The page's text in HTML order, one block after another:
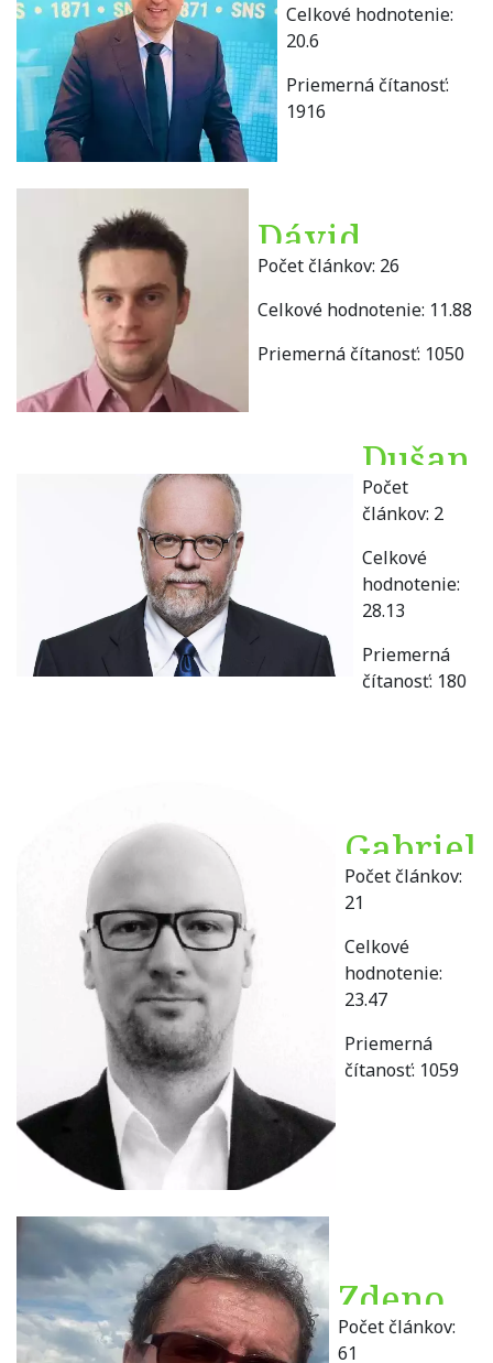
Celkové hodnotenie:
20.6
Priemerná čítanosť:
1916
Dávid
Diczházy
Počet článkov: 26
Celkové hodnotenie: 11.88
Priemerná čítanosť: 1050
Dušan
Doliak
Počet
článkov: 2
Celkové
hodnotenie:
28.13
Priemerná
čítanosť: 180
Gabriel
Dragon
Počet článkov:
21
Celkové
hodnotenie:
23.47
Priemerná
čítanosť: 1059
Zdeno
Drdol
Počet článkov:
61